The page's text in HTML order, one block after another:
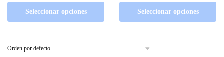
Seleccionar opciones Seleccionar opciones